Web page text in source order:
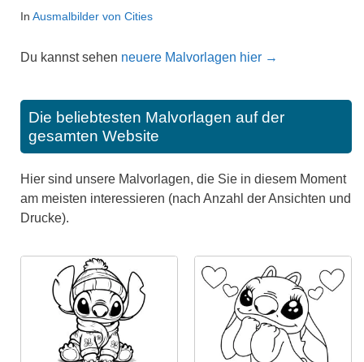
In Ausmalbilder von Cities
Du kannst sehen neuere Malvorlagen hier →
Die beliebtesten Malvorlagen auf der
gesamten Website
Hier sind unsere Malvorlagen, die Sie in diesem Moment
am meisten interessieren (nach Anzahl der Ansichten und
Drucke).